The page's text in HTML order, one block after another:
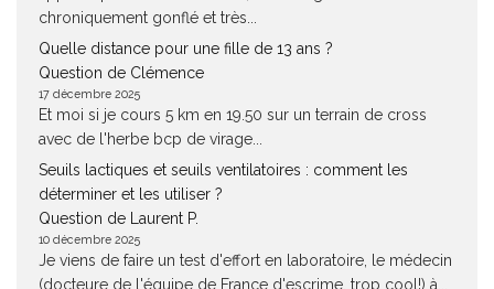
chroniquement gonflé et très...
Quelle distance pour une fille de 13 ans ?
Question de Clémence
17 décembre 2025
Et moi si je cours 5 km en 19.50 sur un terrain de cross
avec de l'herbe bcp de virage...
Seuils lactiques et seuils ventilatoires : comment les
déterminer et les utiliser ?
Question de Laurent P.
10 décembre 2025
Je viens de faire un test d'effort en laboratoire, le médecin
(docteure de l'équipe de France d'escrime, trop cool!) à...